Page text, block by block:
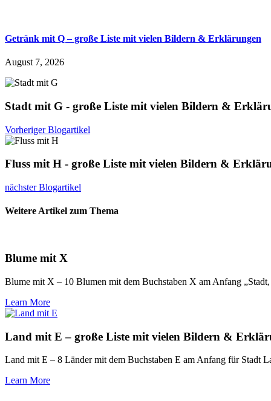
Getränk mit Q – große Liste mit vielen Bildern & Erklärungen
August 7, 2026
Stadt mit G - große Liste mit vielen Bildern &
Vorheriger Blogartikel
Fluss mit H - große Liste mit vielen Bildern &
nächster Blogartikel
Weitere Artikel zum Thema
Blume mit X
Blume mit X – 10 Blumen mit dem Buchstaben X am Anfang
Learn More
Land mit E – große Liste mit vielen Bildern &
Land mit E – 8 Länder mit dem Buchstaben E am Anfang für Stadt
Learn More